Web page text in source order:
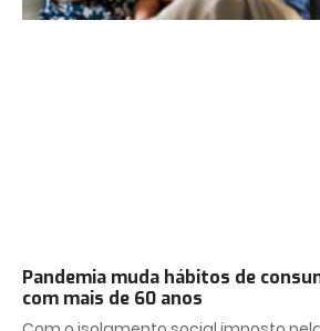
Pandemia muda hábitos de
com mais de 60 anos